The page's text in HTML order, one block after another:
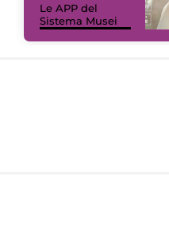
Le APP del
Sistema Musei